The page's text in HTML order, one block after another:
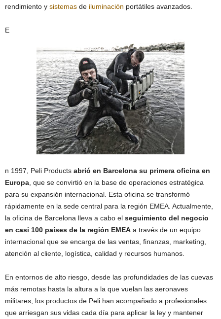
rendimiento y sistemas de iluminación portátiles avanzados.
E
n 1997, Peli Products abrió en Barcelona su primera oficina en
Europa , que se convirtió en la base de operaciones estratégica
para su expansión internacional. Esta oficina se transformó
rápidamente en la sede central para la región EMEA. Actualmente,
la oficina de Barcelona lleva a cabo el seguimiento del negocio
en casi 100 países de la región EMEA a través de un equipo
internacional que se encarga de las ventas, finanzas, marketing,
atención al cliente, logística, calidad y recursos humanos.
En entornos de alto riesgo, desde las profundidades de las cuevas
más remotas hasta la altura a la que vuelan las aeronaves
militares, los productos de Peli han acompañado a profesionales
que arriesgan sus vidas cada día para aplicar la ley y mantener